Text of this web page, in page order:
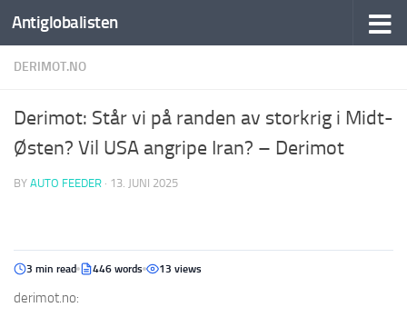
Antiglobalisten
DERIMOT.NO
Derimot: Står vi på randen av storkrig i Midt-
Østen? Vil USA angripe Iran? – Derimot
BY AUTO FEEDER · 13. JUNI 2025
3 min read 446 words 13 views
derimot.no: